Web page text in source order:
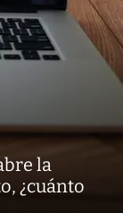
la
¿cuánto